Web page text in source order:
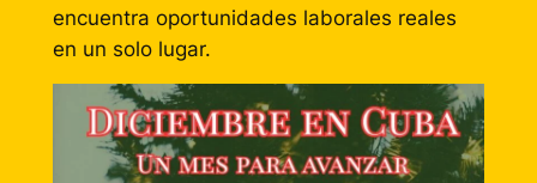
encuentra oportunidades laborales reales
en un solo lugar.